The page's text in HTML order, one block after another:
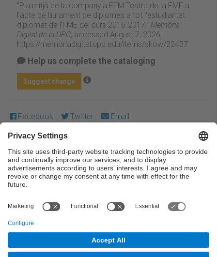
“Pla mitjà de la companyia FEM Teatre de la FME a
l'acte de lliurament de diplomes a tot l'estudiantat
diplomat de l'FME del curs 2016-2017,” Memòria
Digital de la UPC, accessed August 7, 2026,
https://memoriadigital.upc.edu/items/show/22437
Help us complete the cataloging
Suggest change
Facebook Twitter Email
Except where otherwise noted, content on this work is
licensed under a Creative Commons license:Attribution-
NonCommercial-NoDerivs 3.0 Spain